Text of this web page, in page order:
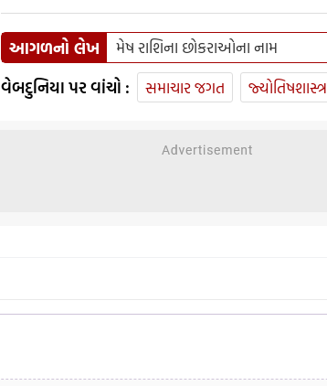
આગળનો લેખ મેષ રાશિના છોકરાઓના નામ
વેબદુનિયા પર વાંચો : સમાચાર જગત જ્યોતિષશાસ્ત્ર